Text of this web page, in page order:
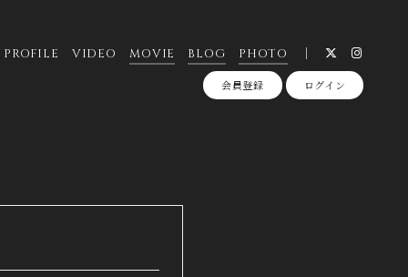
PROFILE VIDEO MOVIE BLOG PHOTO
会員登録 ログイン